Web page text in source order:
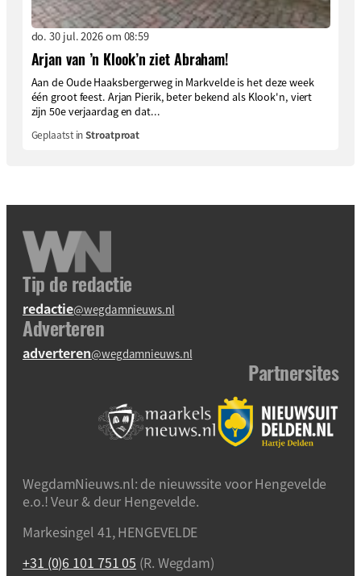
do. 30 jul. 2026 om 08:59
Arjan van ’n Klook’n ziet Abraham!
Aan de Oude Haaksbergerweg in Markvelde is het deze week
één groot feest. Arjan Pierik, beter bekend als Klook'n, viert
zijn 50e verjaardag en dat...
Geplaatst inStroatproat
Tip de redactie
redactie@wegdamnieuws.nl
Adverteren
adverteren@wegdamnieuws.nl
Partnersites
WegdamNieuws.nl: de nieuwssite voor Hengevelde
e.o.! Veur & deur Hengevelde.
Markesingel 41, HENGEVELDE
+31 (0)6 101 751 05 (R. Wegdam)